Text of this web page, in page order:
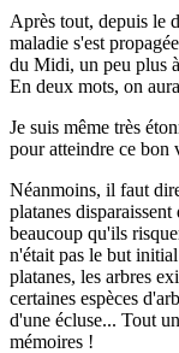
Après tout, depuis le
maladie s'est
du Midi, un peu plus
En deux mots, on
Je suis même très
pour atteindre ce
Néanmoins, il faut
platanes
beaucoup qu'ils
n'était pas le but
platanes, les arbres
certaines espèces
d'une écluse... Tout
mémoires !